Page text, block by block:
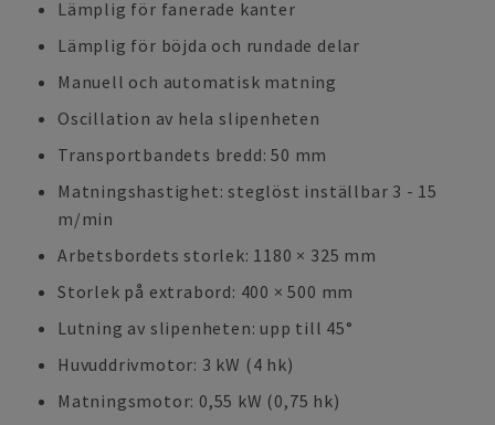
Lämplig för fanerade kanter
Lämplig för böjda och rundade delar
Manuell och automatisk matning
Oscillation av hela slipenheten
Transportbandets bredd: 50 mm
Matningshastighet: steglöst inställbar 3 - 15
m/min
Arbetsbordets storlek: 1180 × 325 mm
Storlek på extrabord: 400 × 500 mm
Lutning av slipenheten: upp till 45°
Huvuddrivmotor: 3 kW (4 hk)
Matningsmotor: 0,55 kW (0,75 hk)